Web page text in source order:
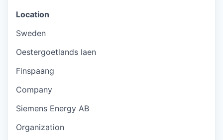
Location
Sweden
Oestergoetlands laen
Finspaang
Company
Siemens Energy AB
Organization